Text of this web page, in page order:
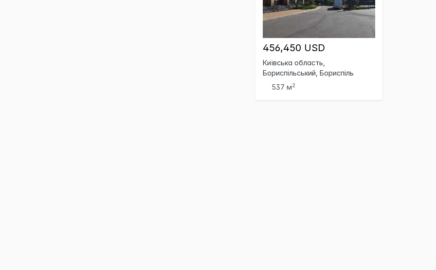
456,450 USD
Київська область,
Бориспільський, Бориспіль
537 м2